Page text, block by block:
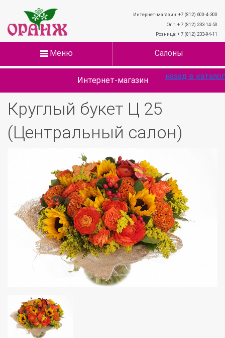
Интернет-магазин: +7 (812) 600-4-300
Опт: + 7 (812) 233-14-50
Розница: + 7 (812) 233-94-11
Меню Салоны
Интернет-магазин
Круглый букет Ц 25
(Центральный салон)
назад в каталог